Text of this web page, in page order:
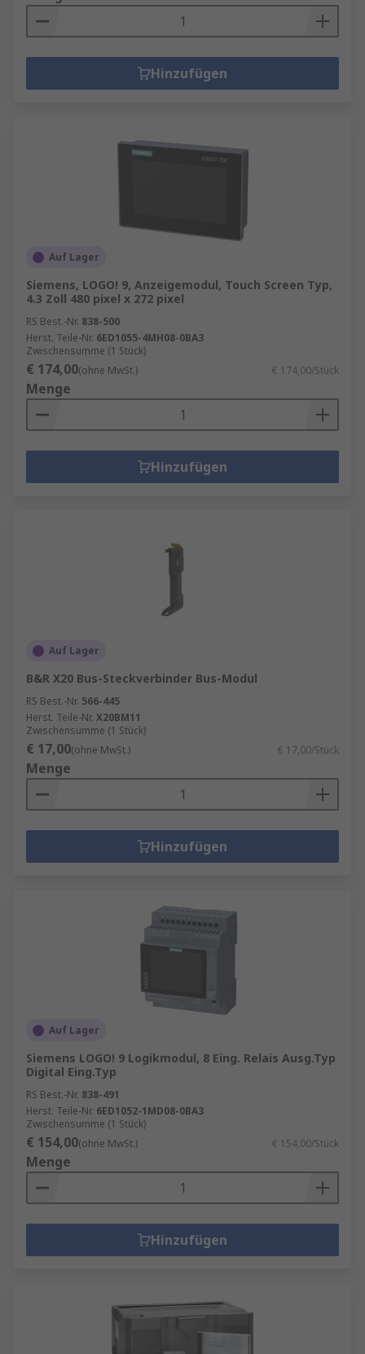
Hinzufügen
Auf Lager
Siemens, LOGO! 9, Anzeigemodul, Touch Screen Typ,
4.3 Zoll 480 pixel x 272 pixel
RS Best.-Nr. 838-500
Herst. Teile-Nr. 6ED1055-4MH08-0BA3
Zwischensumme (1 Stück)
€ 174,00(ohne MwSt.) € 174,00/Stück
Menge
Hinzufügen
Auf Lager
B&R X20 Bus-Steckverbinder Bus-Modul
RS Best.-Nr. 566-445
Herst. Teile-Nr. X20BM11
Zwischensumme (1 Stück)
€ 17,00(ohne MwSt.) € 17,00/Stück
Menge
Hinzufügen
Auf Lager
Siemens LOGO! 9 Logikmodul, 8 Eing. Relais Ausg.Typ
Digital Eing.Typ
RS Best.-Nr. 838-491
Herst. Teile-Nr. 6ED1052-1MD08-0BA3
Zwischensumme (1 Stück)
€ 154,00(ohne MwSt.) € 154,00/Stück
Menge
Hinzufügen